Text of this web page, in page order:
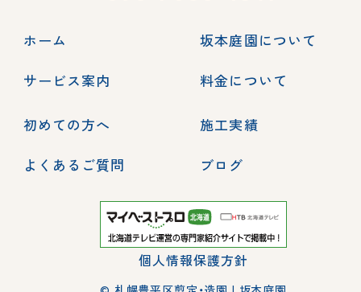
ホーム
坂本庭園について
サービス案内
料金について
初めての方へ
施工実績
よくあるご質問
ブログ
個人情報保護方針